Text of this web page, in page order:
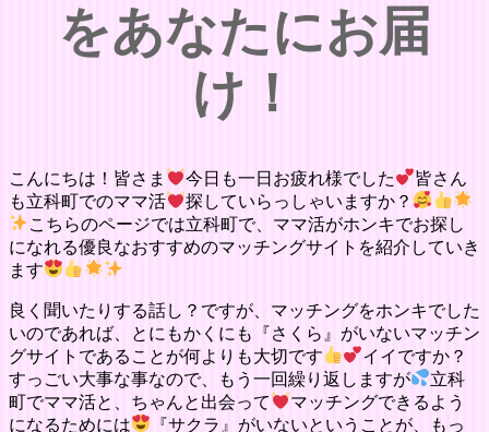
をあなたにお届
け！
こんにちは！皆さま 今日も一日お疲れ様でした
皆さん
も立科町でのママ活
探していらっしゃいますか？
こちらのページでは立科町で、ママ活がホンキでお探し
になれる優良なおすすめのマッチングサイトを紹介していき
ます
良く聞いたりする話し？ですが、マッチングをホンキでした
いのであれば、とにもかくにも『さくら』がいないマッチン
グサイトであることが何よりも大切です
イイですか？
すっごい大事な事なので、もう一回繰り返しますが
立科
町でママ活と、ちゃんと出会って
マッチングできるよう
になるためには
『サクラ』がいないということが、もっ